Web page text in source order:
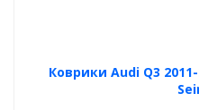
Коврики Audi Q3